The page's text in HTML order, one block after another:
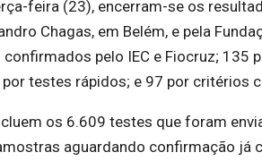
feira (23), encerram-se os
Chagas, em Belém, e pela
pelo IEC e Fiocruz; 135
testes rápidos; e 97 por critérios
os 6.609 testes que foram
aguardando confirmação já